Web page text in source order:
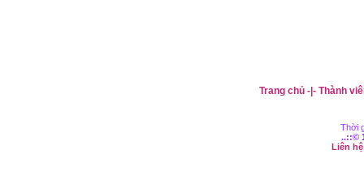
Trang chủ-|- Thành
Thời
..::©
Liên